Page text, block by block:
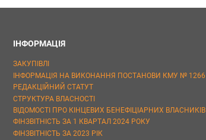
ІНФОРМАЦІЯ
ЗАКУПІВЛІ
ІНФОРМАЦІЯ НА ВИКОНАННЯ ПОСТАНОВИ КМУ № 1266
РЕДАКЦІЙНИЙ СТАТУТ
СТРУКТУРА ВЛАСНОСТІ
ВІДОМОСТІ ПРО КІНЦЕВИХ БЕНЕФІЦІАРНИХ ВЛАСНИКІВ
ФІНЗВІТНІСТЬ ЗА 1 КВАРТАЛ 2024 РОКУ
ФІНЗВІТНІСТЬ ЗА 2023 РІК